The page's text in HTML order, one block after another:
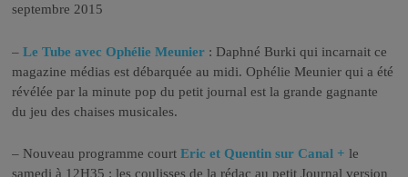
septembre 2015
–Le Tube avec Ophélie Meunier : Daphné Burki qui incarnait ce
magazine médias est débarquée au midi. Ophélie Meunier qui a été
révélée par la minute pop du petit journal est la grande gagnante
du jeu des chaises musicales.
– Nouveau programme courtEric et Quentin sur Canal + le
samedi à 12H35 : les coulisses de la rédac au petit Journal version